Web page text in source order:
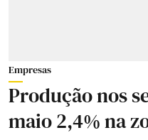
Empresas
Produção nos
maio 2,4% na